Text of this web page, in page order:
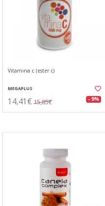
Vitamina c (ester c)
MEGAPLUS
14,41€ 15,85€ - 9%